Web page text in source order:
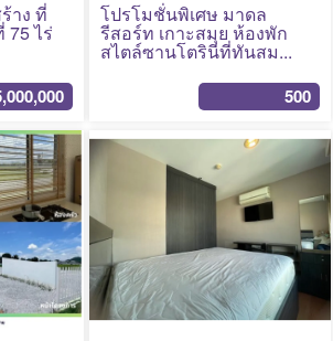
าง ที่
ไร่
โปรโมชั่นพิเศษ มาดล
รีสอร์ท เกาะสมุย ห้องพัก
สไตล์ซานโตรินีที่ทันสม...
500
No Photo